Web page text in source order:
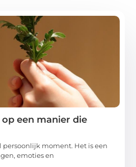
een manier die
persoonlijk moment. Het is een
emoties en